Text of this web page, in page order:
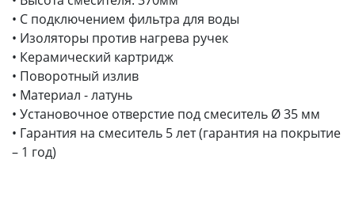
• С подключением фильтра для воды
• Изоляторы против нагрева ручек
• Керамический картридж
• Поворотный излив
• Материал - латунь
• Установочное отверстие под смеситель Ø 35 мм
• Гарантия на смеситель 5 лет (гарантия на покрытие
– 1 год)